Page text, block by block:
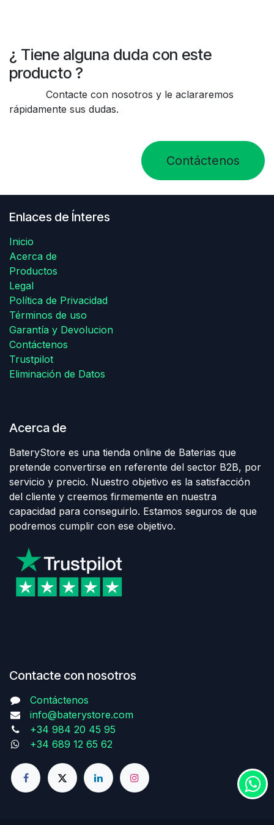
¿ Tiene alguna duda con este
producto ?
Contacte con nosotros y le aclararemos
rápidamente sus dudas.
Contáctenos
Enlaces de Ínteres
Inicio
Acerca de
Productos
Legal
Política de Privacidad
Términos de uso
Garantía y Devolucion
Contáctenos
Trustpilot
Eliminación de Datos
Acerca de
BateryStore es una tienda online de Baterias que
pretende convertirse en referente del sector B2B, por
servicio y precio. Nuestro objetivo es la satisfacción
del cliente y creemos firmemente en nuestra
capacidad para conseguirlo. Estamos seguros de que
podremos cumplir con ese objetivo.
Contacte con nosotros
Contáctenos
info@baterystore.com
+34 984 20 45 95
+34 689 12 65 62